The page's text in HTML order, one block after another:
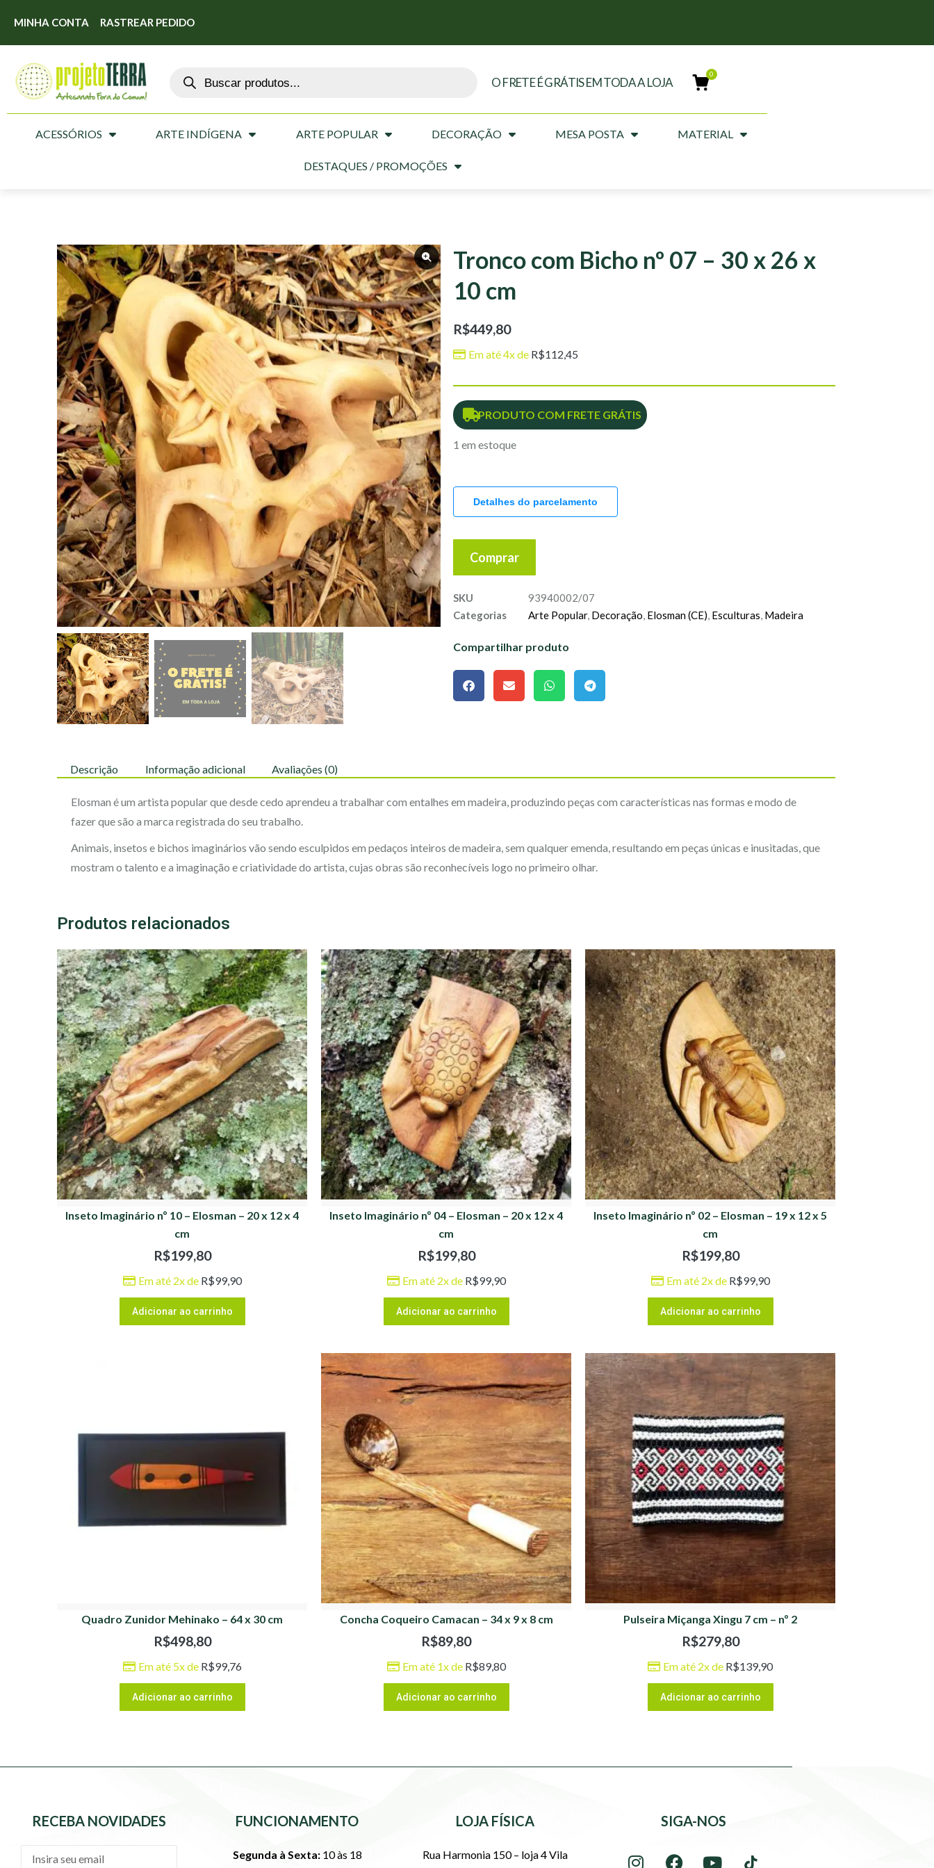
MINHA CONTA RASTREAR PEDIDO
O FRETE É GRÁTIS EM TODA A LOJA
ACESSÓRIOS ARTE INDÍGENA ARTE POPULAR DECORAÇÃO MESA POSTA MATERIAL
DESTAQUES / PROMOÇÕES
Tronco com Bicho nº 07 – 30 x 26 x
10 cm
R$449,80
Em até 4x de R$112,45
PRODUTO COM FRETE GRÁTIS
1 em estoque
Detalhes do parcelamento
Comprar
SKU
93940002/07
Categorias
Arte Popular, Decoração, Elosman (CE), Esculturas, Madeira
Compartilhar produto
Descrição Informação adicional Avaliações (0)
Elosman é um artista popular que desde cedo aprendeu a trabalhar com entalhes em madeira, produzindo peças com características nas formas e modo de
fazer que são a marca registrada do seu trabalho.
Animais, insetos e bichos imaginários vão sendo esculpidos em pedaços inteiros de madeira, sem qualquer emenda, resultando em peças únicas e inusitadas, que
mostram o talento e a imaginação e criatividade do artista, cujas obras são reconhecíveis logo no primeiro olhar.
Produtos relacionados
Inseto Imaginário nº 10 – Elosman – 20 x 12 x 4
cm
R$199,80
Em até 2x de R$99,90
Adicionar ao carrinho
Inseto Imaginário nº 04 – Elosman – 20 x 12 x 4
cm
R$199,80
Em até 2x de R$99,90
Adicionar ao carrinho
Inseto Imaginário nº 02 – Elosman – 19 x 12 x 5
cm
R$199,80
Em até 2x de R$99,90
Adicionar ao carrinho
Quadro Zunidor Mehinako – 64 x 30 cm
R$498,80
Em até 5x de R$99,76
Adicionar ao carrinho
Concha Coqueiro Camacan – 34 x 9 x 8 cm
R$89,80
Em até 1x de R$89,80
Adicionar ao carrinho
Pulseira Miçanga Xingu 7 cm – nº 2
R$279,80
Em até 2x de R$139,90
Adicionar ao carrinho
RECEBA NOVIDADES FUNCIONAMENTO
Segunda à Sexta:10 às 18
LOJA FÍSICA
Rua Harmonia 150 – loja 4 Vila
SIGA-NOS